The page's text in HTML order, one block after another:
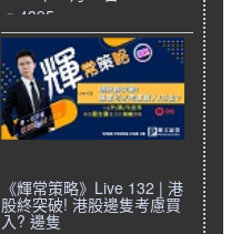
4395
《輝常策略》Live 132 | 港
股終突破! 港股邊隻考慮買
入? 邊隻